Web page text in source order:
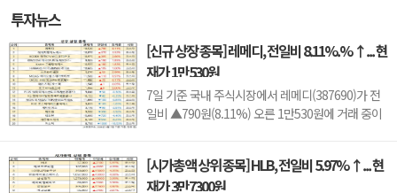
투자뉴스
[신규 상장 종목] 레메디, 전일비 8.11%.% ↑... 현
재가 1만530원
7일 기준 국내 주식시장에서 레메디(387690)가 전
일비 ▲790원(8.11%) 오른 1만530원에 거래 중이
라 주가 변동성이 나타날 수 있다.이어 에이치엘지노
믹스(0156T0, 1만870원, ▲370, 3.52%), 스트라드
[시가총액 상위 종목] HLB, 전일비 5.97% ↑... 현
재가 3만7300원